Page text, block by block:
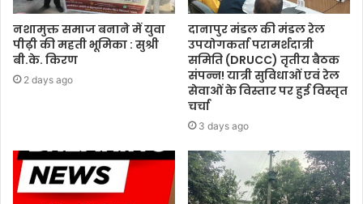
नशामुक्त समाज बनाने में युवा
पीढ़ी की महती भूमिका : सुश्री
बी.के. किरण
2 days ago
दानापुर मंडल की मंडल रेल
उपयोगकर्ता परामर्शदात्री
समिति (DRUCC) तृतीय बैठक
संपन्न! यात्री सुविधाओं एवं रेल
सेवाओं के विस्तार पर हुई विस्तृत
चर्चा
3 days ago